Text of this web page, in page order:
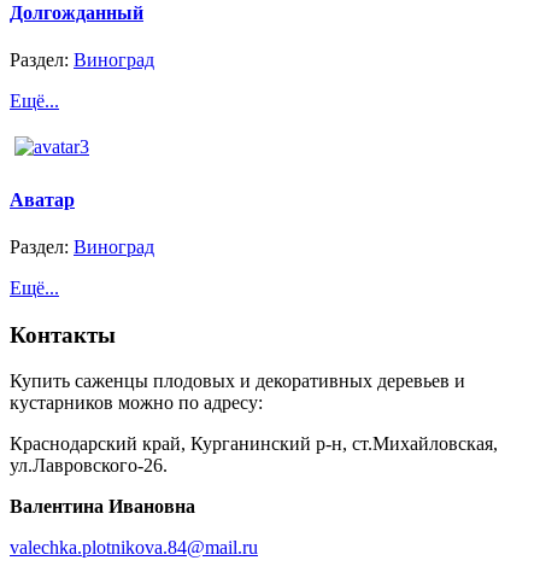
Долгожданный
Раздел: Виноград
Ещё...
Аватар
Раздел: Виноград
Ещё...
Контакты
Купить саженцы плодовых и декоративных деревьев и
кустарников можно по адресу:
Краснодарский край, Курганинский р-н, ст.Михайловская,
ул.Лавровского-26.
Валентина Ивановна
valechka.plotnikova.84@mail.ru